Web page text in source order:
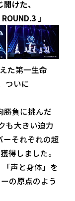
けた、
」
た第一生命
ついに
勝負に挑んだ
も大きい迫力
ーそれぞれの超
得しました。
声と身体」を
の原点のよう